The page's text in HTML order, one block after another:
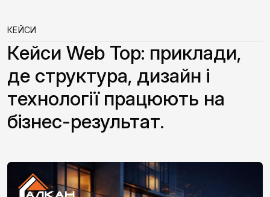
КЕЙСИ
Кейси Web Top: приклади,
де структура, дизайн і
технології працюють на
бізнес-результат.